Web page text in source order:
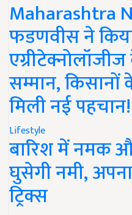
Maharashtra
फडणवीस ने
सम्मान, किसानों
मिली नई पहचान!
Lifestyle
बारिश में नमक
घुसेगी नमी,
ट्रिक्स